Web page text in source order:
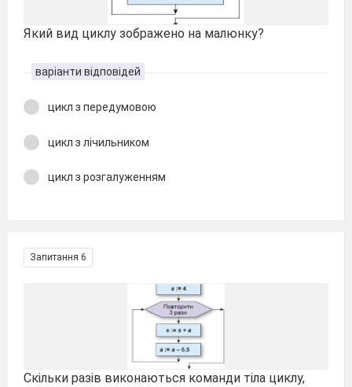
Який вид циклу зображено на малюнку?
варіанти відповідей
цикл з передумовою
цикл з лічильником
цикл з розгалуженням
Запитання 6
Скільки разів виконаються команди тіла циклу,